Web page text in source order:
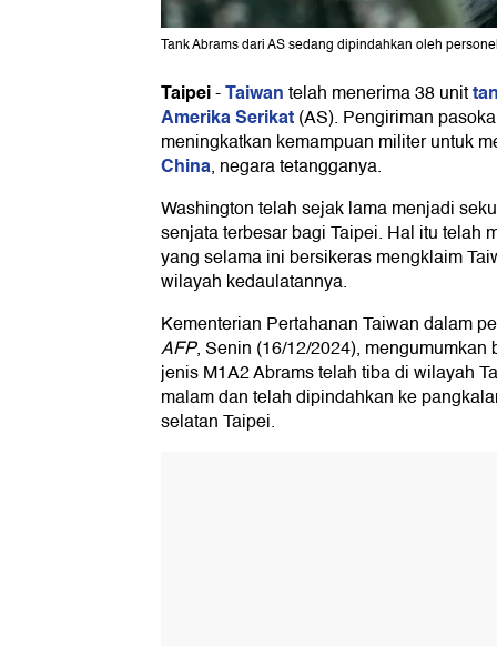
Tank Abrams dari AS sedang dipindahkan oleh
Taipei-Taiwantelah menerima 38 unit
Amerika Serikat(AS). Pengiriman
meningkatkan kemampuan militer untuk
China, negara tetangganya.
Washington telah sejak lama menjadi
senjata terbesar bagi Taipei. Hal itu telah
yang selama ini bersikeras mengklaim
wilayah kedaulatannya.
Kementerian Pertahanan Taiwan dalam
AFP, Senin (16/12/2024),
jenis M1A2 Abrams telah tiba di wilayah
malam dan telah dipindahkan ke
selatan Taipei.